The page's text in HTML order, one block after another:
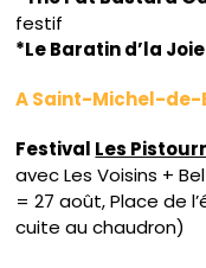
festif
*Le Baratin d’la Joie
A Saint-Michel-de-
Festival Les
avec Les Voisins +
= 27 août, Place de
cuite au chaudron)